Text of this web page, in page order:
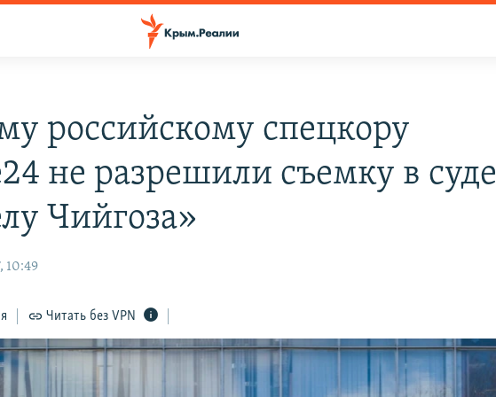
российскому спецкору
не разрешили съемку в суде
Чийгоза»
10:49
Читать без VPN